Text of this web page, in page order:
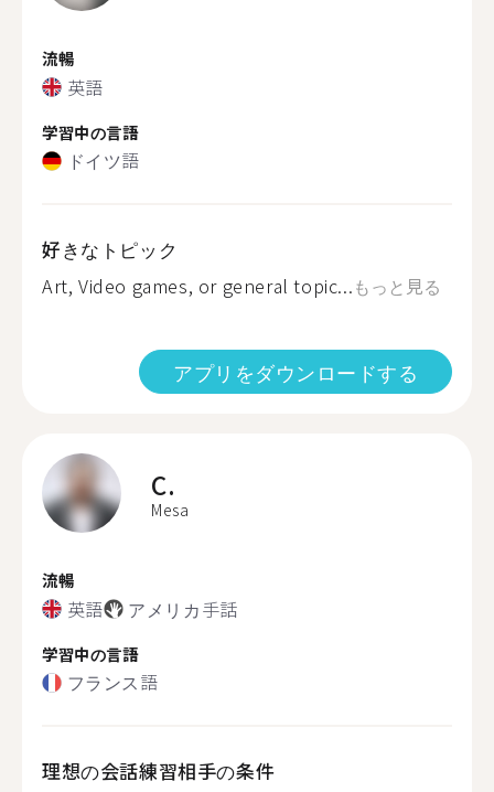
流暢
英語
学習中の言語
ドイツ語
好きなトピック
Art, Video games, or general topic...もっと見る
アプリをダウンロードする
C.
Mesa
流暢
英語 アメリカ手話
学習中の言語
フランス語
理想の会話練習相手の条件